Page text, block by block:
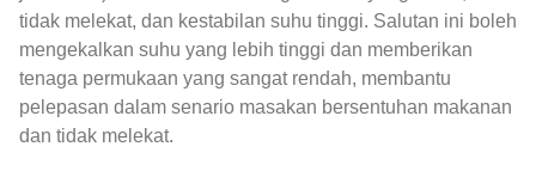
tidak melekat, dan kestabilan suhu tinggi. Salutan ini boleh
mengekalkan suhu yang lebih tinggi dan memberikan
tenaga permukaan yang sangat rendah, membantu
pelepasan dalam senario masakan bersentuhan makanan
dan tidak melekat.